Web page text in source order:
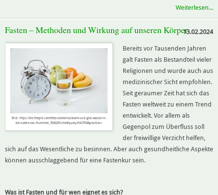
Weiterlesen...
Fasten – Methoden und Wirkung auf unseren Körper13.02.2024
Bild: https://de.freepik.com/fotos-kostenlos/alarm-und-glas-wasser-in-
der-naehe-von-fruechten_7836209.htm#query=FASTEN&position=
Bereits vor Tausenden Jahren
galt Fasten als Bestandteil vieler
Religionen und wurde auch aus
medizinischer Sicht empfohlen.
Seit geraumer Zeit hat sich das
Fasten weltweit zu einem Trend
entwickelt. Vor allem als
Gegenpol zum Überfluss soll
der freiwillige Verzicht helfen,
sich auf das Wesentliche zu besinnen. Aber auch gesundheitliche Aspekte
können ausschlaggebend für eine Fastenkur sein.
Was ist Fasten und für wen eignet es sich?